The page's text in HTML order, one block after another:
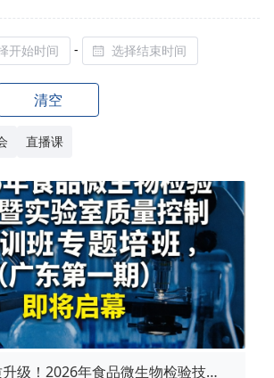
-
清空
直播课
级！2026年食品微生物检验技术